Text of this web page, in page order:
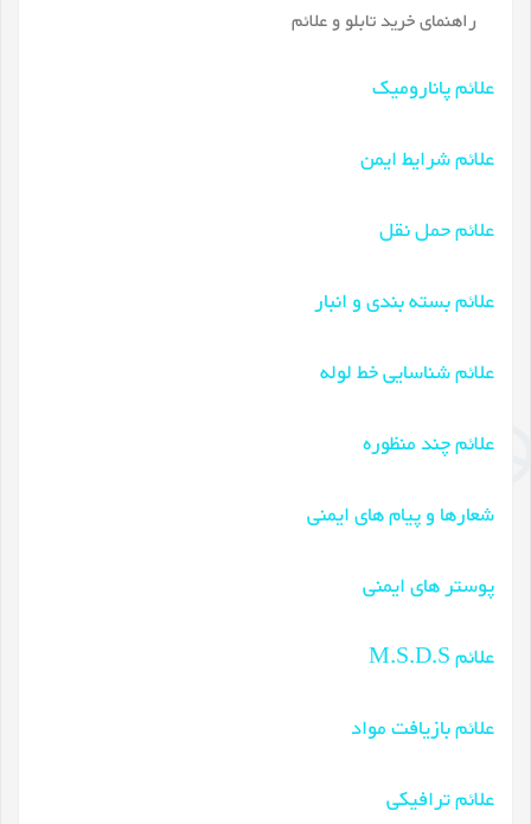
راهنمای خرید تابلو و علائم
علائم پانارومیک
علائم شرایط ایمن
علائم حمل نقل
علائم بسته بندی و انبار
علائم شناسایی خط لوله
علائم چند منظوره
شعارها و پیام های ایمنی
پوستر های ایمنی
علائم M.S.D.S
علائم بازیافت مواد
علائم ترافیکی